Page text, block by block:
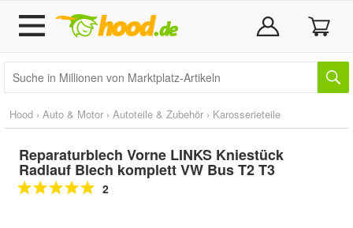
Hood › Auto & Motor › Autoteile & Zubehör › Karosserieteile
Reparaturblech Vorne LINKS Kniestück
Radlauf Blech komplett VW Bus T2 T3
2